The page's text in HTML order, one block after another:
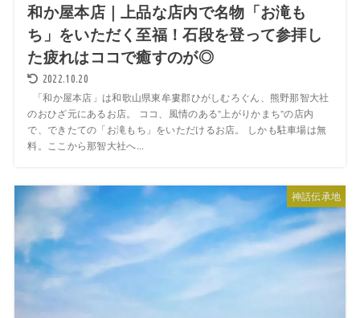
和か屋本店｜上品な店内で名物「お滝も
ち」をいただく至福！石段を登って参拝し
た疲れはココで癒すのが◎
2022.10.20
「和か屋本店」は和歌山県東牟婁郡ひがしむろぐん、熊野那智大社
のおひざ元にあるお店。 ココ、風情のある”上がりかまち”の店内
で、できたての「お滝もち」をいただけるお店。 しかも駐車場は無
料。ここから那智大社へ...
神話伝承地